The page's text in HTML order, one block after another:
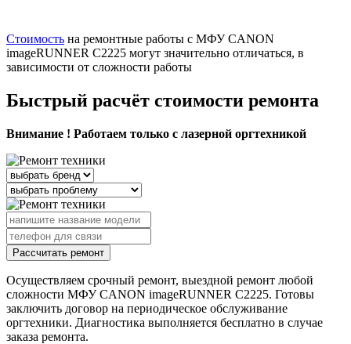
Стоимость на ремонтные работы с МФУ CANON
imageRUNNER C2225 могут значительно отличаться, в
зависимости от сложности работы
Быстрый расчёт стоимости ремонта
Внимание ! Работаем только с лазерной оргтехникой
Рассчитать ремонт
Осуществляем срочный ремонт, выездной ремонт любой
сложности МФУ CANON imageRUNNER C2225. Готовы
заключить договор на периодическое обслуживание
оргтехники. Диагностика выполняется бесплатно в случае
заказа ремонта.